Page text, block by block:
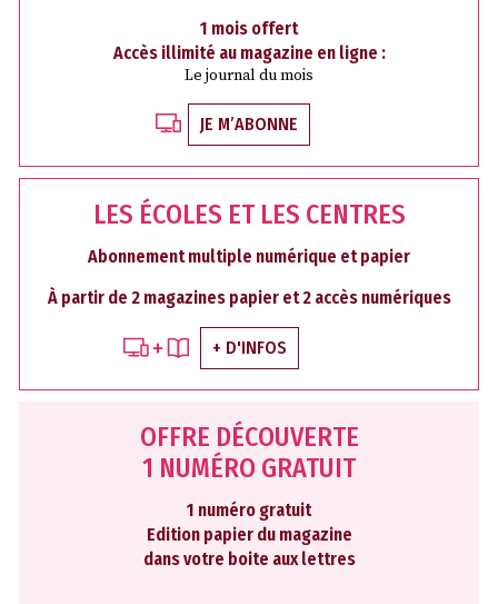
1 mois offert
Accès illimité au magazine en ligne :
Le journal du mois
JE M’ABONNE
LES ÉCOLES ET LES CENTRES
Abonnement multiple numérique et papier
À partir de 2 magazines papier et 2 accès numériques
+ D'INFOS
OFFRE DÉCOUVERTE
1 NUMÉRO GRATUIT
1 numéro gratuit
Edition papier du magazine
dans votre boite aux lettres